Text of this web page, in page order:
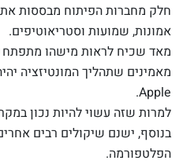
חלק מחברות הפיתוח מבססות
אמונות, שמועות וסטריאוטיפים.
מאמינים שתהליך המונטיזציה
Apple.
למרות שזה עשוי להיות נכון
בנוסף, ישנם שיקולים רבים
הפלטפורמה.